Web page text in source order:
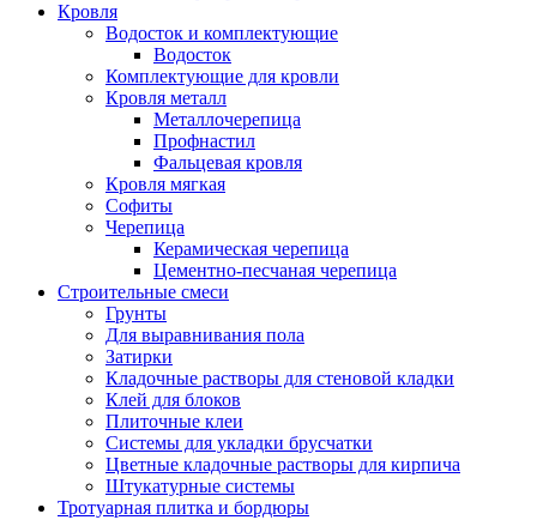
Кровля
Водосток и комплектующие
Водосток
Комплектующие для кровли
Кровля металл
Металлочерепица
Профнастил
Фальцевая кровля
Кровля мягкая
Софиты
Черепица
Керамическая черепица
Цементно-песчаная черепица
Строительные смеси
Грунты
Для выравнивания пола
Затирки
Кладочные растворы для стеновой кладки
Клей для блоков
Плиточные клеи
Системы для укладки брусчатки
Цветные кладочные растворы для кирпича
Штукатурные системы
Тротуарная плитка и бордюры